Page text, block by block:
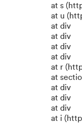
at s
at u
at div
at div
at div
at div
at r
at
at div
at div
at div
at i